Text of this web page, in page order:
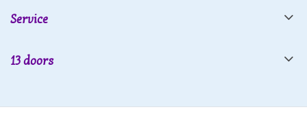
Service
13 doors